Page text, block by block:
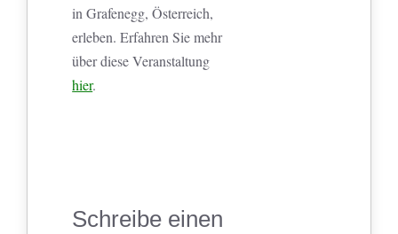
in Grafenegg, Österreich,
erleben. Erfahren Sie mehr
über diese Veranstaltung
hier.
Schreibe einen